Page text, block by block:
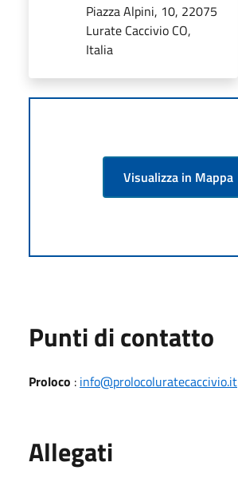
Piazza Alpini, 10, 22075
Lurate Caccivio CO,
Italia
Visualizza in Mappa
Punti di contatto
Proloco : info@prolocoluratecaccivio.it
Allegati